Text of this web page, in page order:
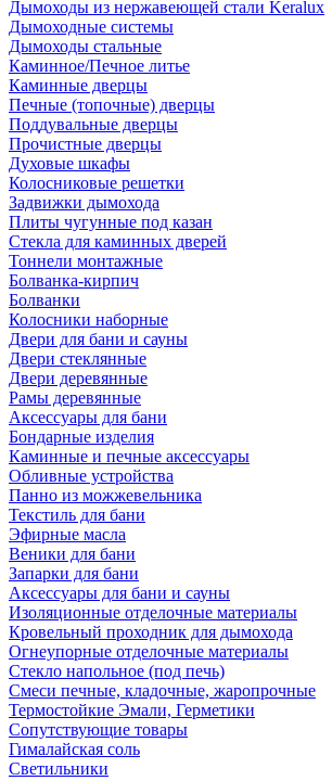
Дымоходы из нержавеющей стали Keralux
Дымоходные системы
Дымоходы стальные
Каминное/Печное литье
Каминные дверцы
Печные (топочные) дверцы
Поддувальные дверцы
Прочистные дверцы
Духовые шкафы
Колосниковые решетки
Задвижки дымохода
Плиты чугунные под казан
Стекла для каминных дверей
Тоннели монтажные
Болванка-кирпич
Болванки
Колосники наборные
Двери для бани и сауны
Двери стеклянные
Двери деревянные
Рамы деревянные
Аксессуары для бани
Бондарные изделия
Каминные и печные аксессуары
Обливные устройства
Панно из можжевельника
Текстиль для бани
Эфирные масла
Веники для бани
Запарки для бани
Аксессуары для бани и сауны
Изоляционные отделочные материалы
Кровельный проходник для дымохода
Огнеупорные отделочные материалы
Стекло напольное (под печь)
Смеси печные, кладочные, жаропрочные
Термостойкие Эмали, Герметики
Сопутствующие товары
Гималайская соль
Светильники